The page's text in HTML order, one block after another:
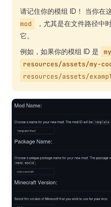
请记住你的模组 ID！ 当你在
mod
，尤其是在文件路径中
它。
例如，如果你的模组 ID 是
resources/assets/my-
resources/assets/